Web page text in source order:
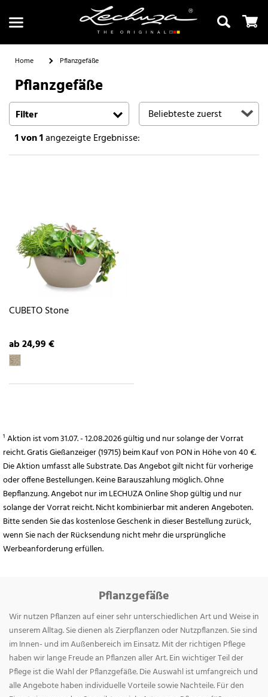
Suchen
Home Pflanzgefäße
Pflanzgefäße
Filter
1von 1angezeigte Ergebnisse:
CUBETO Stone
ab 24,99 €
¹ Aktion ist vom 31.07. - 12.08.2026 gültig und nur solange der Vorrat
reicht. Gratis Gießanzeiger (19715) beim Kauf von PON in Höhe von 40 €.
Die Aktion umfasst alle Substrate. Das Angebot gilt nicht für vorherige
oder offene Bestellungen. Keine Barauszahlung möglich. Ohne
Bepflanzung. Angebot nur im LECHUZA Online Shop gültig und nur
solange der Vorrat reicht. Nicht kombinierbar mit anderen Angeboten.
Bitte senden Sie das kostenlose Geschenk in dieser Bestellung zurück,
wenn Sie nach der Rücksendung nicht mehr die ursprüngliche
Werbeanforderung erfüllen.
Pflanzgefäße
Wir nutzen Pflanzen auf einer sehr unterschiedlichen Art und Weise in
unserem Alltag. Sie dienen als Zierpflanzen oder Nutzpflanzen. Sie sind
im Innen- und im Außenbereich im Einsatz. Mit der richtigen Pflege
haben wir lange Freude an Pflanzen aller Art. Ein wichtiger Teil der
Pflege ist die Wahl der Pflanzgefäße. Die Auswahl ist umfangreich und
alle Angebote haben individuelle Vorteile sowie Nachteile. Für den